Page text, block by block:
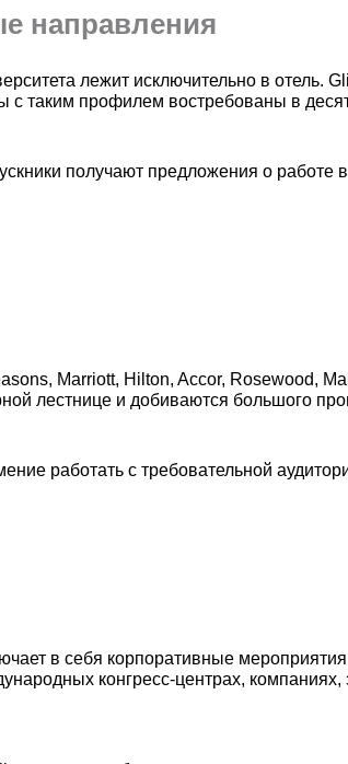
направления
лежит исключительно в отель.
с таким профилем востребованы в
получают предложения о работе
Marriott, Hilton, Accor, Rosewood,
лестнице и добиваются большого
работать с требовательной
в себя корпоративные
конгресс-центрах,